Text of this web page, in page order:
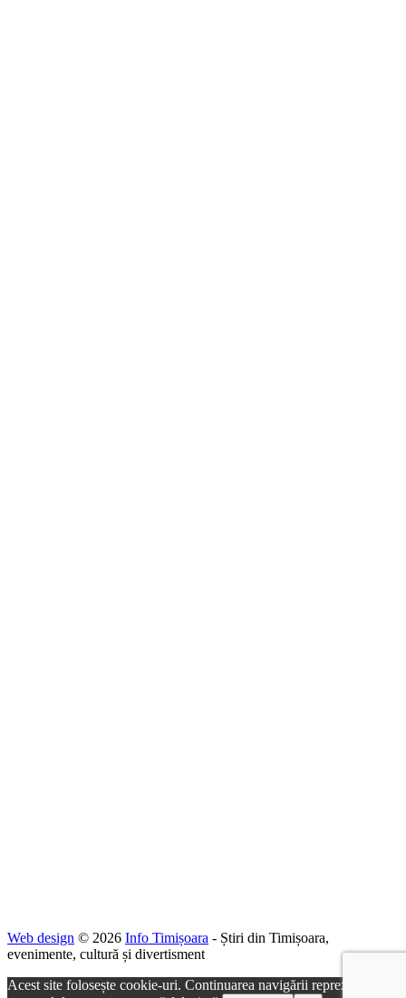
Web design © 2026 Info Timișoara - Știri din Timișoara,
evenimente, cultură și divertisment
Acest site folosește cookie-uri. Continuarea navigării reprezintă